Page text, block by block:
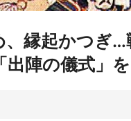
、縁起かつぎ
出陣の儀式」